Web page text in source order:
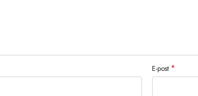
E-post *